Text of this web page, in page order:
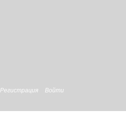
Регистрация Войти